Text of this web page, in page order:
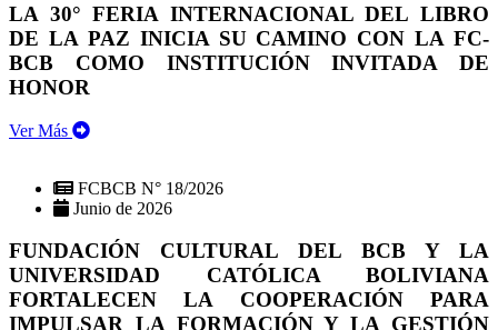
LA 30° FERIA INTERNACIONAL DEL LIBRO
DE LA PAZ INICIA SU CAMINO CON LA FC-
BCB COMO INSTITUCIÓN INVITADA DE
HONOR
Ver Más
FCBCB N° 18/2026
Junio de 2026
FUNDACIÓN CULTURAL DEL BCB Y LA
UNIVERSIDAD CATÓLICA BOLIVIANA
FORTALECEN LA COOPERACIÓN PARA
IMPULSAR LA FORMACIÓN Y LA GESTIÓN